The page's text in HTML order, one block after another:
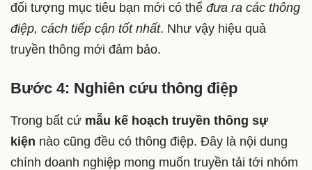
đối tượng mục tiêu bạn mới có thể đưa ra các thông
điệp, cách tiếp cận tốt nhất. Như vậy hiệu quả
truyền thông mới đảm bảo.
Bước 4: Nghiên cứu thông điệp
Trong bất cứ mẫu kế hoạch truyền thông sự
kiện nào cũng đều có thông điệp. Đây là nội dung
chính doanh nghiệp mong muốn truyền tải tới nhóm